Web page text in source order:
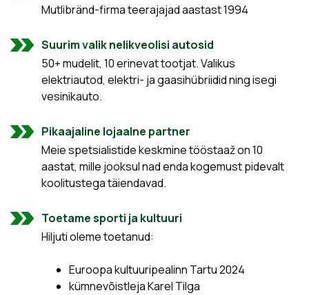
Mutlibränd-firma teerajajad aastast 1994
Suurim valik nelikveolisi autosid
50+ mudelit, 10 erinevat tootjat. Valikus
elektriautod, elektri- ja gaasihübriidid ning isegi
vesinikauto.
Pikaajaline lojaalne partner
Meie spetsialistide keskmine tööstaaž on 10
aastat, mille jooksul nad enda kogemust pidevalt
koolitustega täiendavad.
Toetame sporti ja kultuuri
Hiljuti oleme toetanud:
Euroopa kultuuripealinn Tartu 2024
kümnevõistleja Karel Tilga